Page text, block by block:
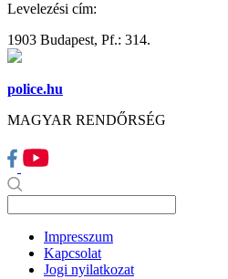
Levelezési cím:
1903 Budapest, Pf.: 314.
police.hu
MAGYAR RENDŐRSÉG
Impresszum
Kapcsolat
Jogi nyilatkozat